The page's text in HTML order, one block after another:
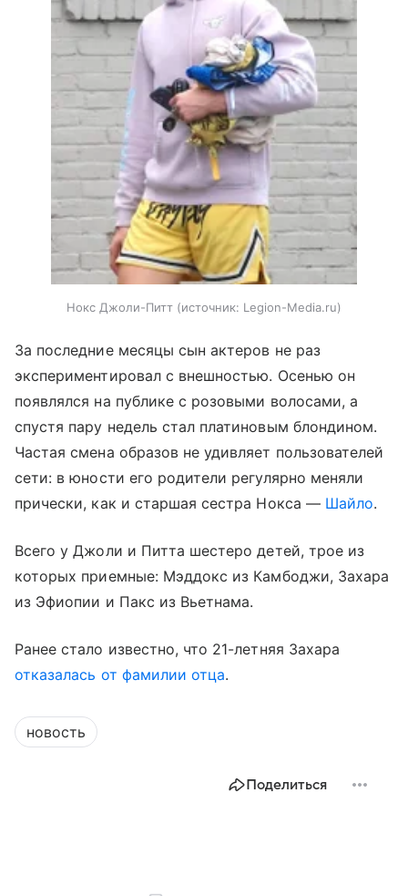
Нокс Джоли-Питт источник: Legion-Media.ru
За последние месяцы сын актеров не раз
экспериментировал с внешностью. Осенью он
появлялся на публике с розовыми волосами, а
спустя пару недель стал платиновым блондином.
Частая смена образов не удивляет пользователей
сети: в юности его родители регулярно меняли
прически, как и старшая сестра Нокса — Шайло.
Всего у Джоли и Питта шестеро детей, трое из
которых приемные: Мэддокс из Камбоджи, Захара
из Эфиопии и Пакс из Вьетнама.
Ранее стало известно, что 21-летняя Захара
отказалась от фамилии отца.
новость
Поделиться